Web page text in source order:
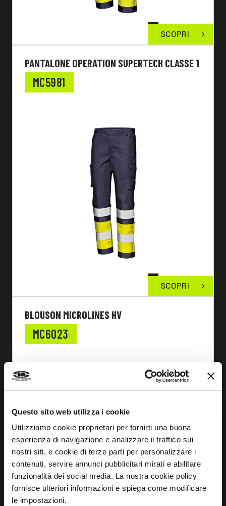
Questo sito web utilizza i cookie
Utilizziamo cookie proprietari per fornirti una buona
esperienza di navigazione e analizzare il traffico sui
nostri siti, e cookie di terze parti per personalizzare i
contenuti, servire annunci pubblicitari mirati e abilitare
funzionalità dei social media. La nostra cookie policy
fornisce ulteriori informazioni e spiega come modificare
le impostazioni.
SCOPRI
PANTALONE OPERATION SUPERTECH CLASSE 1
MC5981
SCOPRI
BLOUSON MICROLINES HV
MC6023